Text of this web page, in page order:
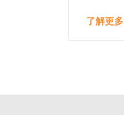
了解更多